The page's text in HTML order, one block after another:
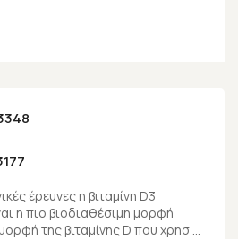
έρευνες η βιταμίνη D3
η πιο βιοδιαθέσιμη μορφή
της βιταμίνης D που χρησ …